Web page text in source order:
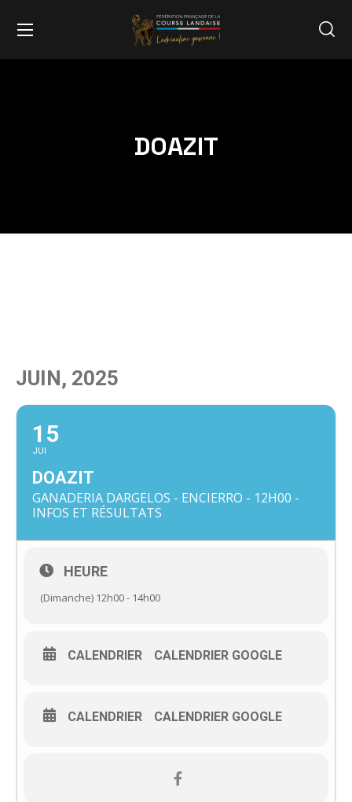
DOAZIT
JUIN, 2025
15
JUI
DOAZIT
GANADERIA DARGELOS - ENCIERRO - 12H00 -
INFOS ET RÉSULTATS
HEURE
(Dimanche) 12h00 - 14h00
CALENDRIER CALENDRIER GOOGLE
CALENDRIER CALENDRIER GOOGLE